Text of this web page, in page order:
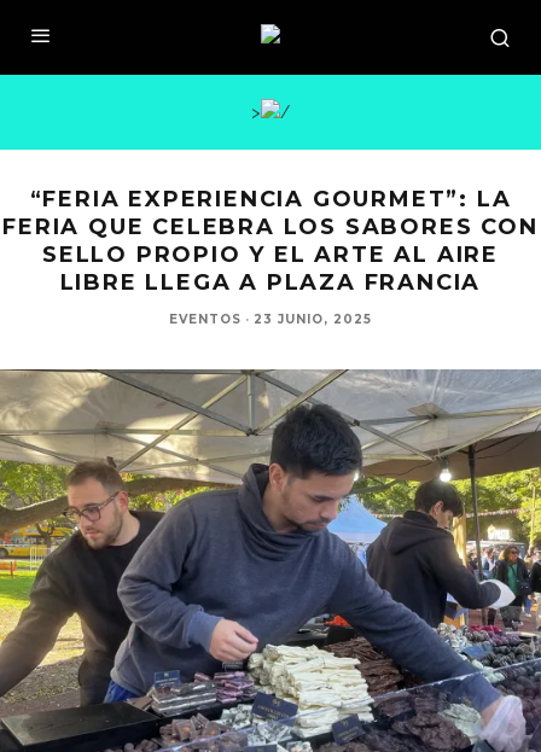
>
“FERIA EXPERIENCIA GOURMET”: LA
FERIA QUE CELEBRA LOS SABORES CON
SELLO PROPIO Y EL ARTE AL AIRE
LIBRE LLEGA A PLAZA FRANCIA
EVENTOS · 23 JUNIO, 2025